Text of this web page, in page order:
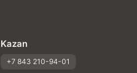
Kazan
+7 843 210-94-01